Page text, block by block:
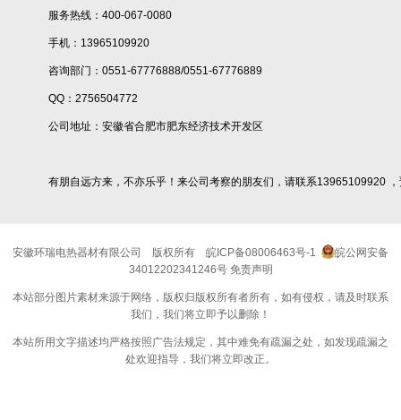
服务热线：400-067-0080
手机：13965109920
咨询部门：0551-67776888/0551-67776889
QQ：2756504772
公司地址：安徽省合肥市肥东经济技术开发区
有朋自远方来，不亦乐乎！来公司考察的朋友们，请联系13965109920
安徽环瑞电热器材有限公司 版权所有 皖ICP备08006463号-1
皖公网安备
34012202341246号 免责声明
本站部分图片素材来源于网络，版权归版权所有者所有，如有侵权，请及时联系
我们，我们将立即予以删除！
本站所用文字描述均严格按照广告法规定，其中难免有疏漏之处，如发现疏漏之
处欢迎指导，我们将立即改正。